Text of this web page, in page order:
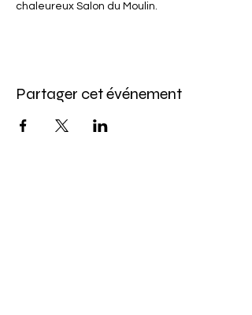
chaleureux Salon du Moulin.
Partager cet événement